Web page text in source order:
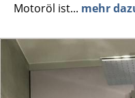
Motoröl ist... mehr